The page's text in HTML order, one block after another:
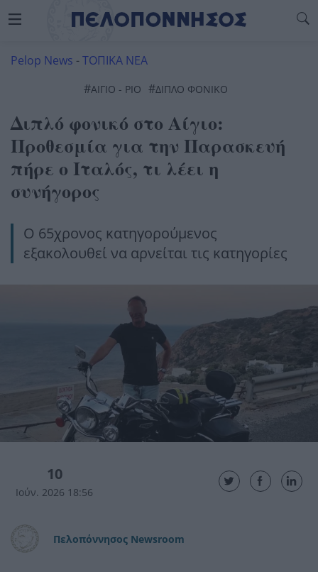
Pelop News -ΤΟΠΙΚΑ ΝΕΑ
#ΑΊΓΙΟ - ΡΊΟ #ΔΙΠΛΟ ΦΟΝΙΚΟ
Διπλό φονικό στο Αίγιο:
Προθεσμία για την Παρασκευή
πήρε ο Ιταλός, τι λέει η
συνήγορος
Ο 65χρονος κατηγορούμενος
εξακολουθεί να αρνείται τις κατηγορίες
10
Ιούν. 2026 18:56
Πελοπόννησος Newsroom